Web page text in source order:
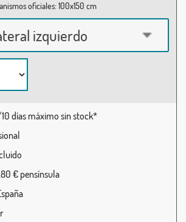
oficiales: 100x150 cm
izquierdo
días máximo sin stock*
€ pensínsula